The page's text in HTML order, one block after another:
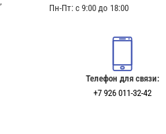
Пн-Пт: с 9:00 до 18:00
Телефон для связи:
+7 926 011-32-42